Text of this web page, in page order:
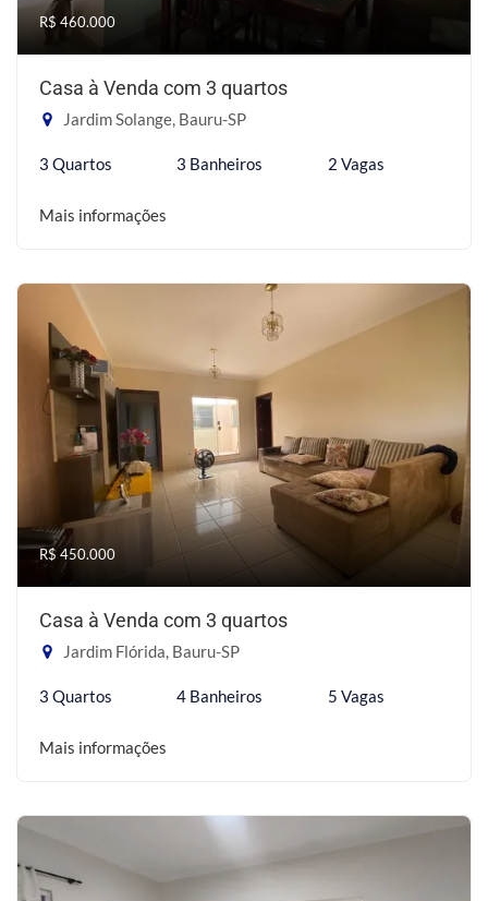
R$ 460.000
Casa à Venda com 3 quartos
Jardim Solange, Bauru-SP
3 Quartos 3 Banheiros 2 Vagas
Mais informações
R$ 450.000
Casa à Venda com 3 quartos
Jardim Flórida, Bauru-SP
3 Quartos 4 Banheiros 5 Vagas
Mais informações